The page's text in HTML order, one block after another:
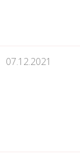
07.12.2021